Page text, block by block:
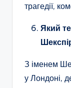
трагедії,
Який
З іменем
у Лондоні,